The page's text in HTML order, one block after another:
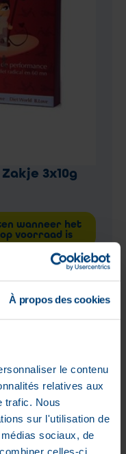
À propos des cookies
le contenu
relatives aux
trafic. Nous
sur l'utilisation de
sociaux, de
3x10g
wanneer het
voorraad is